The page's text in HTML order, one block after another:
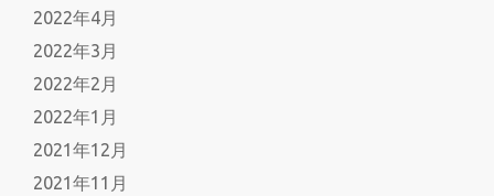
2022年4月
2022年3月
2022年2月
2022年1月
2021年12月
2021年11月